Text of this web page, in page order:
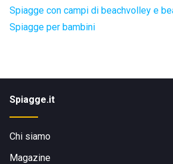
Spiagge con campi di beachvolley e
Spiagge per bambini
Spiagge.it
Chi siamo
Magazine